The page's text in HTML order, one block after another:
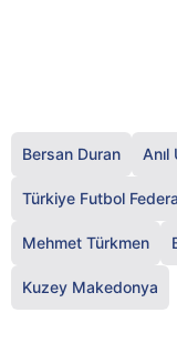
Bersan Duran Anıl
Türkiye Futbol
Mehmet Türkmen
Kuzey Makedonya